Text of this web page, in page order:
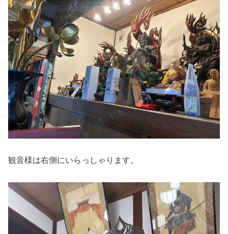
観音様は右側にいらっしゃります。